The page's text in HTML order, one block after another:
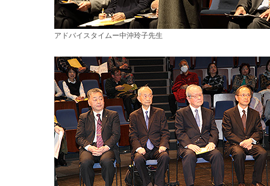
アドバイスタイムー中沖玲子先生